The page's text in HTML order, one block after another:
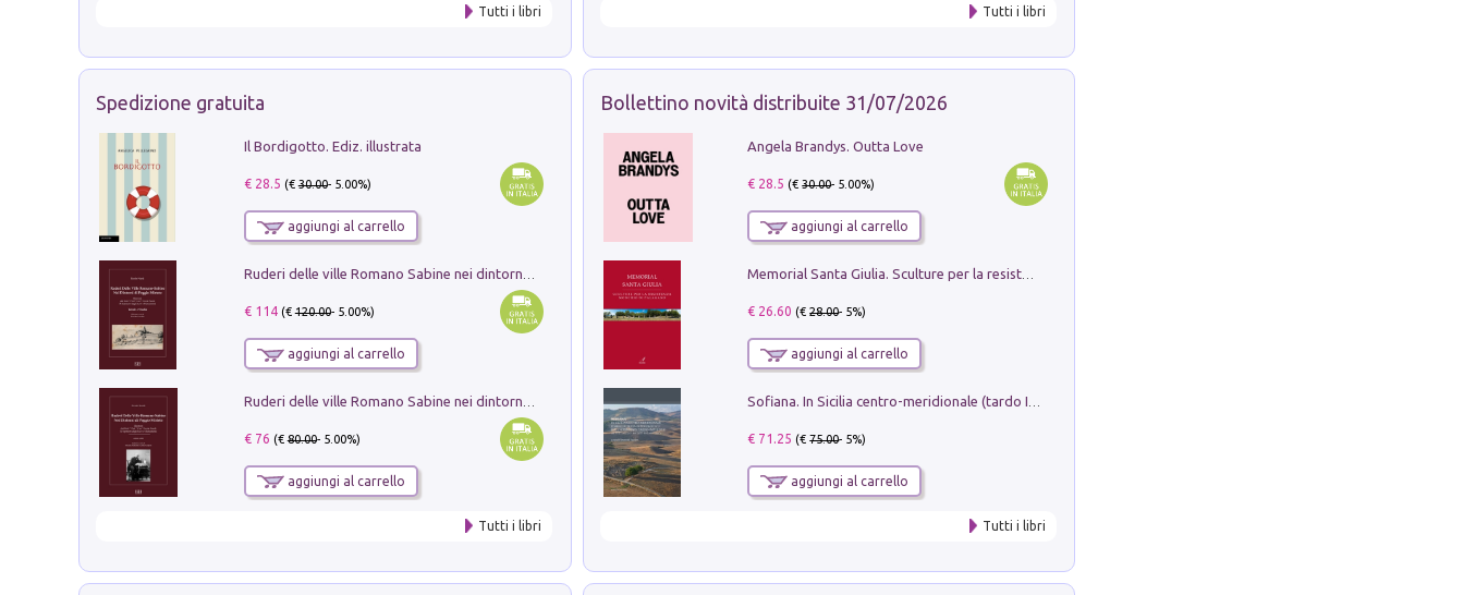
Tutti i libri Tutti i libri
Spedizione gratuita
Il Bordigotto. Ediz. illustrata
€ 28.5 (€30.00- 5.00%)
aggiungi al carrello
€ 114(€120.00- 5.00%)
aggiungi al carrello
€ 76 (€80.00- 5.00%)
aggiungi al carrello
Tutti i libri
Bollettino novità distribuite 31/07/2026
Angela Brandys. Outta Love
€ 28.5 (€30.00- 5.00%)
aggiungi al carrello
€ 26.60 (€28.00- 5%)
aggiungi al carrello
€ 71.25 (€75.00- 5%)
aggiungi al carrello
Tutti i libri